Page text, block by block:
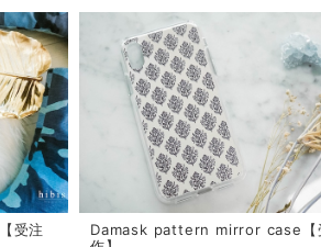
受注
Damask pattern mirror case【